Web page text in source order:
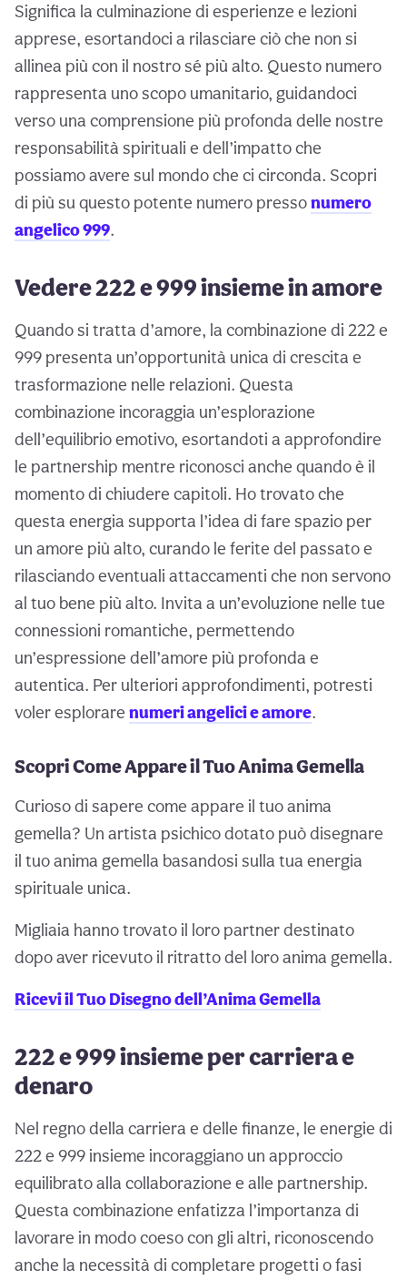
Significa la culminazione di esperienze e lezioni
apprese, esortandoci a rilasciare ciò che non si
allinea più con il nostro sé più alto. Questo numero
rappresenta uno scopo umanitario, guidandoci
verso una comprensione più profonda delle nostre
responsabilità spirituali e dell’impatto che
possiamo avere sul mondo che ci circonda. Scopri
di più su questo potente numero pressonumero
angelico 999.
Vedere 222 e 999 insieme in amore
Quando si tratta d’amore, la combinazione di 222 e
999 presenta un’opportunità unica di crescita e
trasformazione nelle relazioni. Questa
combinazione incoraggia un’esplorazione
dell’equilibrio emotivo, esortandoti a approfondire
le partnership mentre riconosci anche quando è il
momento di chiudere capitoli. Ho trovato che
questa energia supporta l’idea di fare spazio per
un amore più alto, curando le ferite del passato e
rilasciando eventuali attaccamenti che non servono
al tuo bene più alto. Invita a un’evoluzione nelle tue
connessioni romantiche, permettendo
un’espressione dell’amore più profonda e
autentica. Per ulteriori approfondimenti, potresti
voler esplorare numeri angelici e amore.
Scopri Come Appare il Tuo Anima Gemella
Curioso di sapere come appare il tuo anima
gemella? Un artista psichico dotato può disegnare
il tuo anima gemella basandosi sulla tua energia
spirituale unica.
Migliaia hanno trovato il loro partner destinato
dopo aver ricevuto il ritratto del loro anima gemella.
Ricevi il Tuo Disegno dell’Anima Gemella
222 e 999 insieme per carriera e
denaro
Nel regno della carriera e delle finanze, le energie di
222 e 999 insieme incoraggiano un approccio
equilibrato alla collaborazione e alle partnership.
Questa combinazione enfatizza l’importanza di
lavorare in modo coeso con gli altri, riconoscendo
anche la necessità di completare progetti o fasi